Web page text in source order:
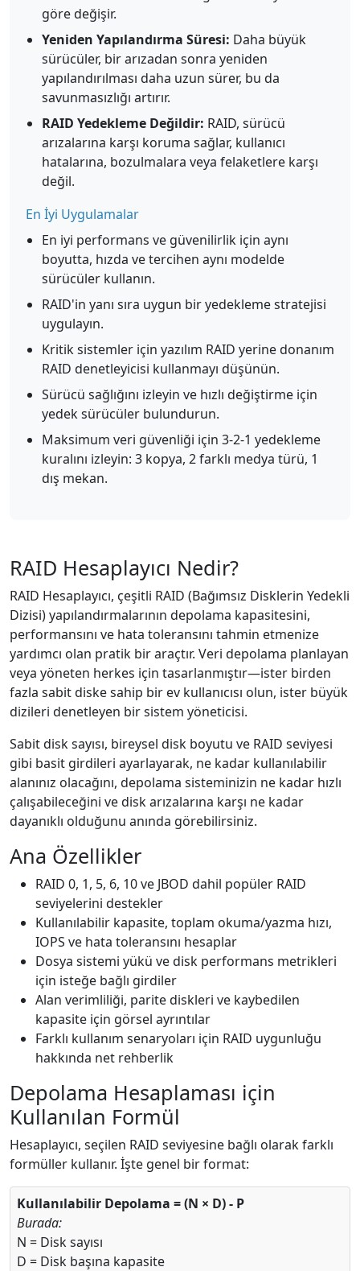
göre değişir.
Yeniden Yapılandırma Süresi: Daha büyük
sürücüler, bir arızadan sonra yeniden
yapılandırılması daha uzun sürer, bu da
savunmasızlığı artırır.
RAID Yedekleme Değildir: RAID, sürücü
arızalarına karşı koruma sağlar, kullanıcı
hatalarına, bozulmalara veya felaketlere karşı
değil.
En İyi Uygulamalar
En iyi performans ve güvenilirlik için aynı
boyutta, hızda ve tercihen aynı modelde
sürücüler kullanın.
RAID'in yanı sıra uygun bir yedekleme stratejisi
uygulayın.
Kritik sistemler için yazılım RAID yerine donanım
RAID denetleyicisi kullanmayı düşünün.
Sürücü sağlığını izleyin ve hızlı değiştirme için
yedek sürücüler bulundurun.
Maksimum veri güvenliği için 3-2-1 yedekleme
kuralını izleyin: 3 kopya, 2 farklı medya türü, 1
dış mekan.
RAID Hesaplayıcı Nedir?
RAID Hesaplayıcı, çeşitli RAID (Bağımsız Disklerin Yedekli
Dizisi) yapılandırmalarının depolama kapasitesini,
performansını ve hata toleransını tahmin etmenize
yardımcı olan pratik bir araçtır. Veri depolama planlayan
veya yöneten herkes için tasarlanmıştır—ister birden
fazla sabit diske sahip bir ev kullanıcısı olun, ister büyük
dizileri denetleyen bir sistem yöneticisi.
Sabit disk sayısı, bireysel disk boyutu ve RAID seviyesi
gibi basit girdileri ayarlayarak, ne kadar kullanılabilir
alanınız olacağını, depolama sisteminizin ne kadar hızlı
çalışabileceğini ve disk arızalarına karşı ne kadar
dayanıklı olduğunu anında görebilirsiniz.
Ana Özellikler
RAID 0, 1, 5, 6, 10 ve JBOD dahil popüler RAID
seviyelerini destekler
Kullanılabilir kapasite, toplam okuma/yazma hızı,
IOPS ve hata toleransını hesaplar
Dosya sistemi yükü ve disk performans metrikleri
için isteğe bağlı girdiler
Alan verimliliği, parite diskleri ve kaybedilen
kapasite için görsel ayrıntılar
Farklı kullanım senaryoları için RAID uygunluğu
hakkında net rehberlik
Depolama Hesaplaması için
Kullanılan Formül
Hesaplayıcı, seçilen RAID seviyesine bağlı olarak farklı
formüller kullanır. İşte genel bir format:
Kullanılabilir Depolama = (N × D) - P
Burada:
N = Disk sayısı
D = Disk başına kapasite